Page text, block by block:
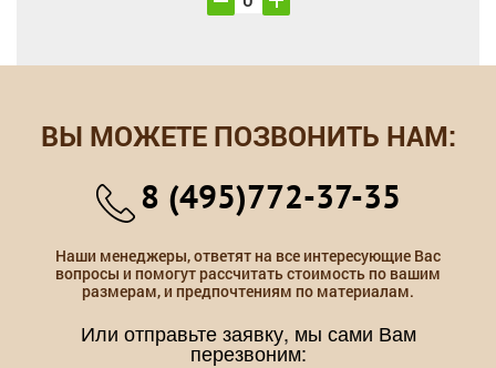
ВЫ МОЖЕТЕ ПОЗВОНИТЬ НАМ:
8 (495)772-37-35
Наши менеджеры, ответят на все интересующие Вас
вопросы и помогут рассчитать стоимость по вашим
размерам, и предпочтениям по материалам.
Или отправьте заявку, мы сами Вам
перезвоним: